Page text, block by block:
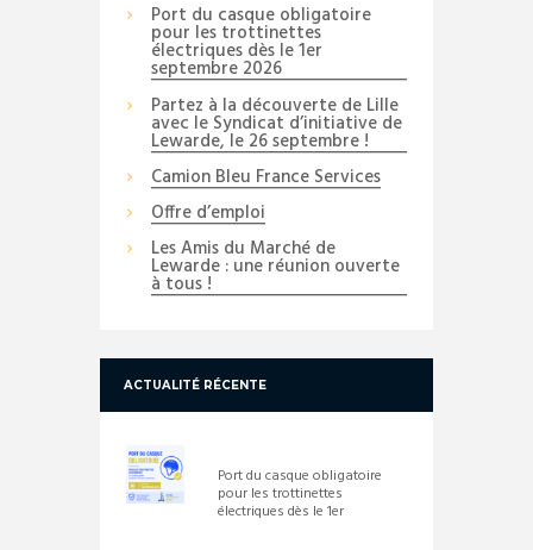
Port du casque obligatoire
pour les trottinettes
électriques dès le 1er
septembre 2026
Partez à la découverte de Lille
avec le Syndicat d’initiative de
Lewarde, le 26 septembre !
Camion Bleu France Services
Offre d’emploi
Les Amis du Marché de
Lewarde : une réunion ouverte
à tous !
ACTUALITÉ RÉCENTE
Port du casque obligatoire
pour les trottinettes
électriques dès le 1er